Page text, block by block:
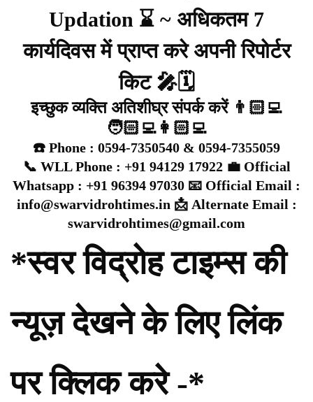
Updation ⌛ ~ अधिकतम 7
कार्यदिवस में प्राप्त करे अपनी रिपोर्टर
किट 🎤🗓️
इच्छुक व्यक्ति अतिशीघ्र संपर्क करें 👨🏻‍💻
🧑🏻‍💻👩🏻‍💻
☎️ Phone : 0594-7350540 & 0594-7355059
📞 WLL Phone : +91 94129 17922 💼 Official
Whatsapp : +91 96394 97030 📧 Official Email :
info@swarvidrohtimes.in 📩 Alternate Email :
swarvidrohtimes@gmail.com
*स्वर विद्रोह टाइम्स की
न्यूज़ देखने के लिए लिंक
पर क्लिक करे -*